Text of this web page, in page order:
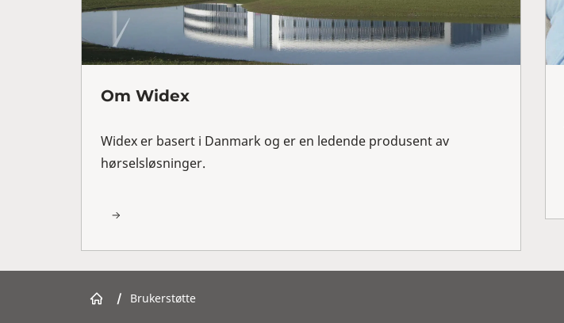
Om Widex
Widex er basert i Danmark og er en ledende produsent av
hørselsløsninger.
/ Brukerstøtte